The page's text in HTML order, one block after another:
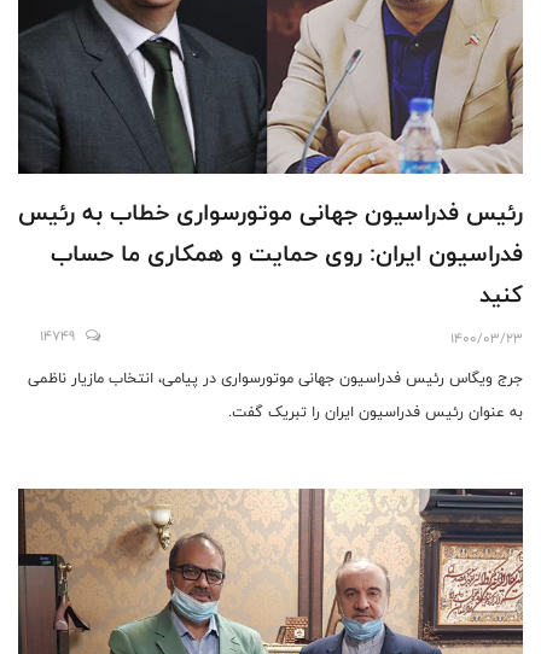
رئیس فدراسیون جهانی موتورسواری خطاب به رئیس
فدراسیون ایران: روی حمایت و همکاری ما حساب
کنید
1400/03/23
14749
جرج ویگاس رئیس فدراسیون جهانی موتورسواری در پیامی، انتخاب مازیار ناظمی
به عنوان رئیس فدراسیون ایران را تبریک گفت.